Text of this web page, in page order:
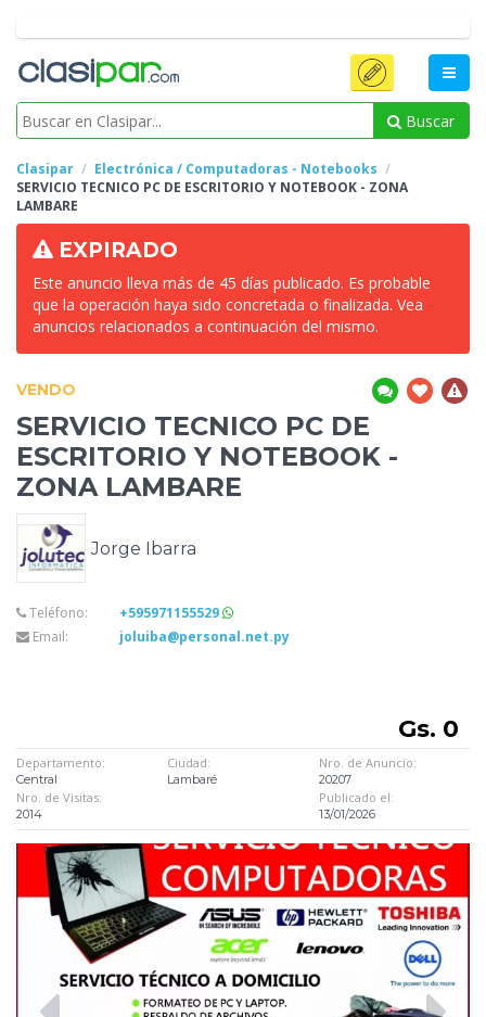
Buscar
Clasipar
Electrónica / Computadoras - Notebooks
SERVICIO TECNICO PC DE ESCRITORIO Y NOTEBOOK - ZONA
LAMBARE
EXPIRADO
Este anuncio lleva más de 45 días publicado. Es probable
que la operación haya sido concretada o finalizada. Vea
anuncios relacionados a continuación del mismo.
VENDO
SERVICIO TECNICO PC DE
ESCRITORIO Y NOTEBOOK -
ZONA LAMBARE
Jorge Ibarra
Teléfono:
+595971155529
Email:
joluiba@personal.net.py
Gs. 0
Departamento:
Central
Ciudad:
Lambaré
Nro. de Anuncio:
20207
Nro. de Visitas:
2014
Publicado el:
13/01/2026